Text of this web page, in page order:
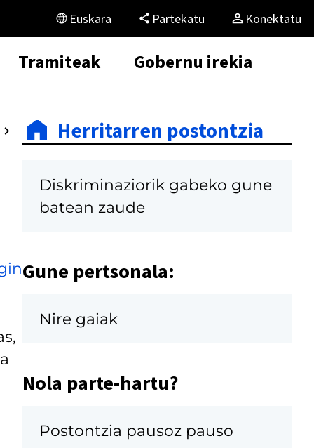
Euskara Partekatu Konektatu
Tramiteak Gobernu irekia
Herritarren postontzia
Diskriminaziorik gabeko gune
batean zaude
Gune pertsonala:
Nire gaiak
Nola parte-hartu?
Postontzia pausoz pauso